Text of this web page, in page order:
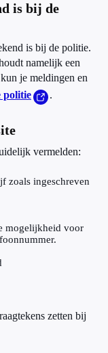
is bij de
is bij de politie.
namelijk een
je meldingen en
politie .
vermelden:
zoals ingeschreven
mogelijkheid voor
zetten bij